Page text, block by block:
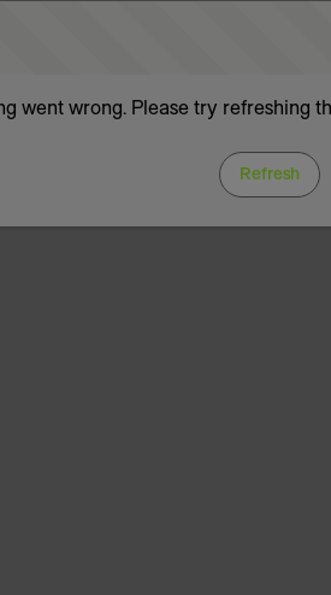
went wrong. Please try refreshing
Refresh